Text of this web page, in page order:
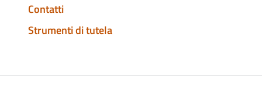
Contatti
Strumenti di tutela